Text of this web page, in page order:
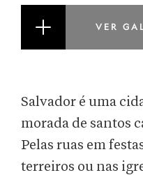
VER
Salvador é uma
morada de santos
Pelas ruas em
terreiros ou nas